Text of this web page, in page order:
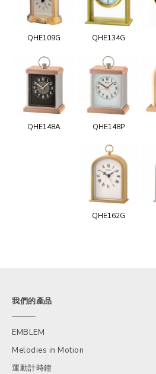
QHE109G QHE134G
QHE148A QHE148P
QHE162G
我們的產品
EMBLEM
Melodies in Motion
運動計時鐘